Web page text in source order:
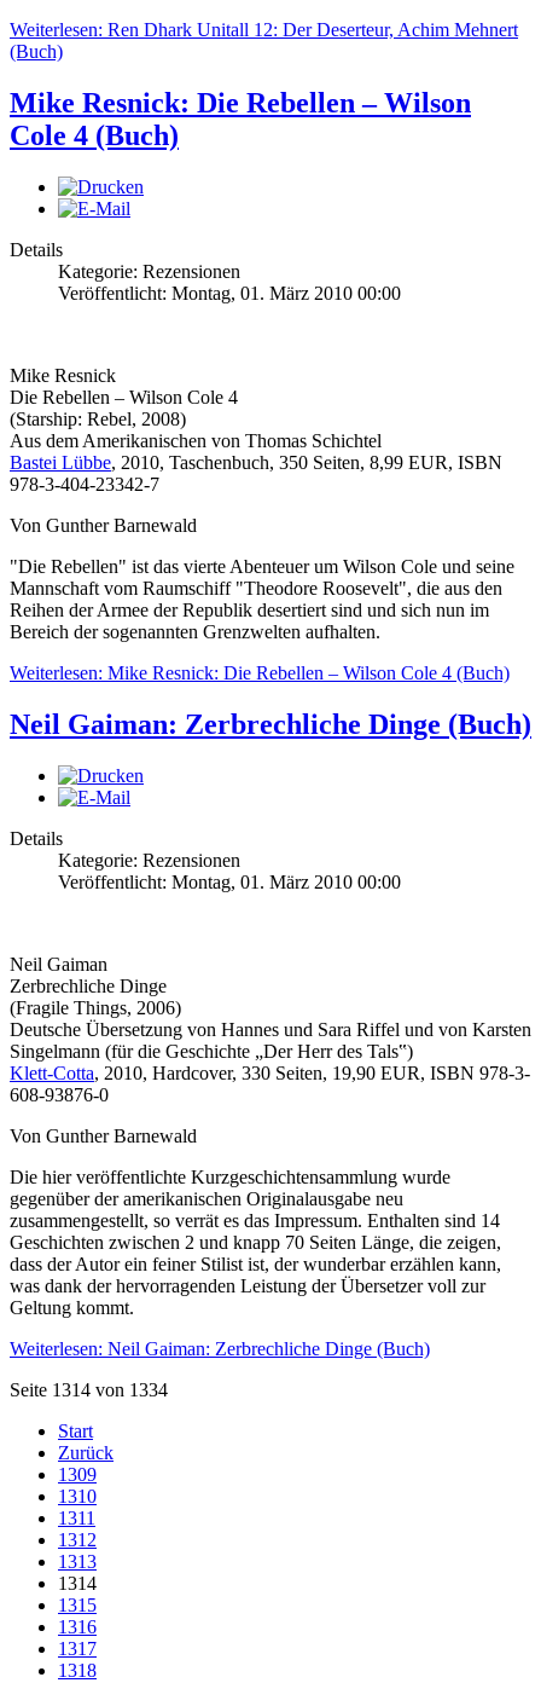
Weiterlesen: Ren Dhark Unitall 12: Der Deserteur, Achim Mehnert
(Buch)
Mike Resnick: Die Rebellen – Wilson
Cole 4 (Buch)
Details
Kategorie: Rezensionen
Veröffentlicht: Montag, 01. März 2010 00:00
Mike Resnick
Die Rebellen – Wilson Cole 4
(Starship: Rebel, 2008)
Aus dem Amerikanischen von Thomas Schichtel
Bastei Lübbe, 2010, Taschenbuch, 350 Seiten, 8,99 EUR, ISBN
978-3-404-23342-7
Von Gunther Barnewald
"Die Rebellen" ist das vierte Abenteuer um Wilson Cole und seine
Mannschaft vom Raumschiff "Theodore Roosevelt", die aus den
Reihen der Armee der Republik desertiert sind und sich nun im
Bereich der sogenannten Grenzwelten aufhalten.
Weiterlesen: Mike Resnick: Die Rebellen – Wilson Cole 4 (Buch)
Neil Gaiman: Zerbrechliche Dinge (Buch)
Details
Kategorie: Rezensionen
Veröffentlicht: Montag, 01. März 2010 00:00
Neil Gaiman
Zerbrechliche Dinge
(Fragile Things, 2006)
Deutsche Übersetzung von Hannes und Sara Riffel und von Karsten
Singelmann (für die Geschichte „Der Herr des Tals‟)
Klett-Cotta, 2010, Hardcover, 330 Seiten, 19,90 EUR, ISBN 978-3-
608-93876-0
Von Gunther Barnewald
Die hier veröffentlichte Kurzgeschichtensammlung wurde
gegenüber der amerikanischen Originalausgabe neu
zusammengestellt, so verrät es das Impressum. Enthalten sind 14
Geschichten zwischen 2 und knapp 70 Seiten Länge, die zeigen,
dass der Autor ein feiner Stilist ist, der wunderbar erzählen kann,
was dank der hervorragenden Leistung der Übersetzer voll zur
Geltung kommt.
Weiterlesen: Neil Gaiman: Zerbrechliche Dinge (Buch)
Seite 1314 von 1334
Start
Zurück
1309
1310
1311
1312
1313
1314
1315
1316
1317
1318